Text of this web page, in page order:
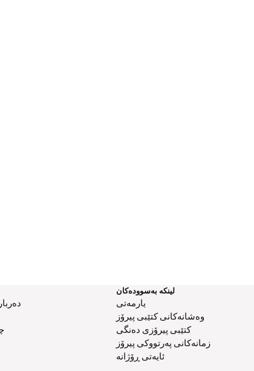
لینکە بەسوودەکان
یارمەتی
وەشانەکانی کتێبی پیرۆز
کتێبی پیرۆزی دەنگی
زمانەکانی پەرتووکی پیرۆز
ئایەتی ڕۆژانە